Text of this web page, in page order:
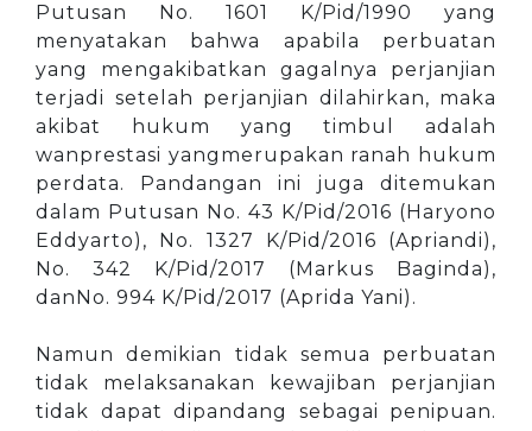
Putusan No. 1601 K/Pid/1990 yang
menyatakan bahwa apabila perbuatan
yang mengakibatkan gagalnya perjanjian
terjadi setelah perjanjian dilahirkan, maka
akibat hukum yang timbul adalah
wanprestasi yangmerupakan ranah hukum
perdata. Pandangan ini juga ditemukan
dalam Putusan No. 43 K/Pid/2016 (Haryono
Eddyarto), No. 1327 K/Pid/2016 (Apriandi),
No. 342 K/Pid/2017 (Markus Baginda),
danNo. 994 K/Pid/2017 (Aprida Yani).
Namun demikian tidak semua perbuatan
tidak melaksanakan kewajiban perjanjian
tidak dapat dipandang sebagai penipuan.